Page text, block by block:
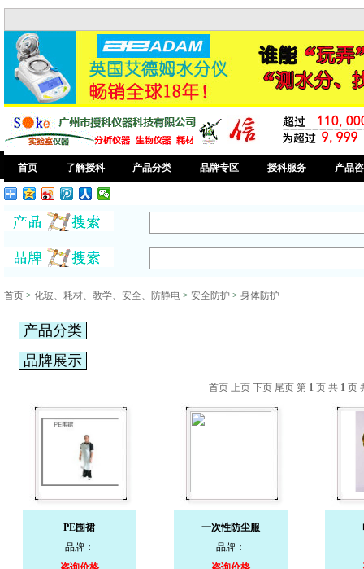
首页 了解授科 产品分类 品牌专区 授科服务 产品
首页> 化玻、耗材、教学、安全、防静电> 安全防护> 身体防护
产品分类
品牌展示
首页 上页 下页 尾页 第 1 页 共 1 页
PE围裙
品牌：
一次性防尘服
品牌：